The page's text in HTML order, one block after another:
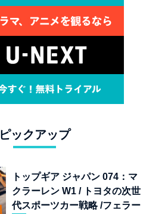
ピックアップ
トップギア ジャパン 074：マ
クラーレン W1 / トヨタの次世
代スポーツカー戦略 /フェラー